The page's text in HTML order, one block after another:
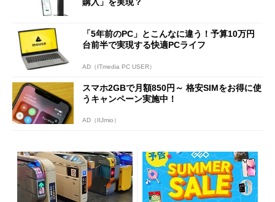
購入」を実現？
「5年前のPC」とこんなに違う！予算10万円
台前半で実現する快適PCライフ
AD（ITmedia PC USER）
スマホ2GBで月額850円～ 格安SIMをお得に使
うキャンペーン実施中！
AD（IIJmio）